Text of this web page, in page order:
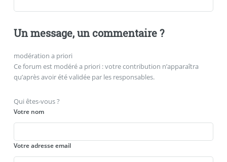
Un message, un commentaire ?
modération a priori
Ce forum est modéré a priori : votre contribution n’apparaîtra
qu’après avoir été validée par les responsables.
Qui êtes-vous ?
Votre nom
Votre adresse email